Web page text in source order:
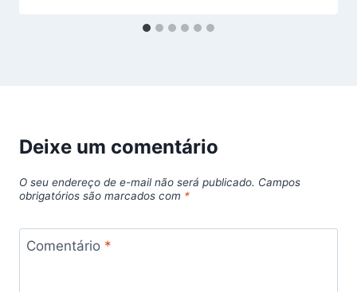
Deixe um comentário
O seu endereço de e-mail não será publicado. Campos
obrigatórios são marcados com *
Comentário *